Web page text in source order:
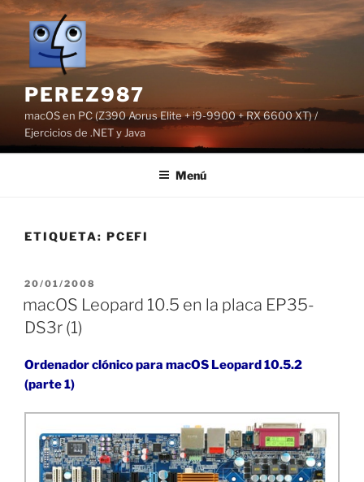
Saltar
contenido
PEREZ987
macOS en PC (Z390 Aorus Elite + i9-9900 + RX 6600 XT) /
Ejercicios de .NET y Java
Menú
ETIQUETA: PCEFI
PUBLICADO
20/01/2008
macOS Leopard 10.5 en la placa EP35-
DS3r (1)
Ordenador clónico para macOS Leopard 10.5.2
(parte 1)